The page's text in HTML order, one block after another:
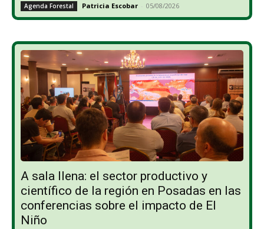
Agenda Forestal Patricia Escobar - 05/08/2026
A sala llena: el sector productivo y
científico de la región en Posadas en las
conferencias sobre el impacto de El
Niño